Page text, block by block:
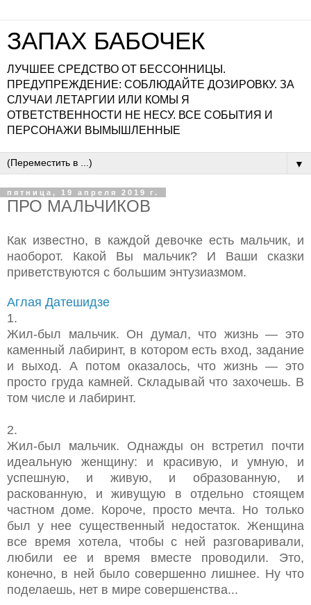
ЗАПАХ БАБОЧЕК
ЛУЧШЕЕ СРЕДСТВО ОТ БЕССОННИЦЫ.
ПРЕДУПРЕЖДЕНИЕ: СОБЛЮДАЙТЕ ДОЗИРОВКУ. ЗА
СЛУЧАИ ЛЕТАРГИИ ИЛИ КОМЫ Я
ОТВЕТСТВЕННОСТИ НЕ НЕСУ. ВСЕ СОБЫТИЯ И
ПЕРСОНАЖИ ВЫМЫШЛЕННЫЕ
▼
пятница, 19 апреля 2019 г.
ПРО МАЛЬЧИКОВ
Как известно, в каждой девочке есть мальчик, и
наоборот. Какой Вы мальчик? И Ваши сказки
приветствуются с большим энтузиазмом.
Аглая Датешидзе
1.
Жил-был мальчик. Он думал, что жизнь — это
каменный лабиринт, в котором есть вход, задание
и выход. А потом оказалось, что жизнь — это
просто груда камней. Складывай что захочешь. В
том числе и лабиринт.
2.
Жил-был мальчик. Однажды он встретил почти
идеальную женщину: и красивую, и умную, и
успешную, и живую, и образованную, и
раскованную, и живущую в отдельно стоящем
частном доме. Короче, просто мечта. Но только
был у нее существенный недостаток. Женщина
все время хотела, чтобы с ней разговаривали,
любили ее и время вместе проводили. Это,
конечно, в ней было совершенно лишнее. Ну что
поделаешь, нет в мире совершенства...